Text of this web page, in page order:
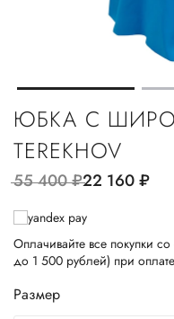
ЮБКА С
TEREKHOV
55 400руб.22 160руб.
Оплачивайте все покупки
до 1 500 рублей) при оплате
Размер